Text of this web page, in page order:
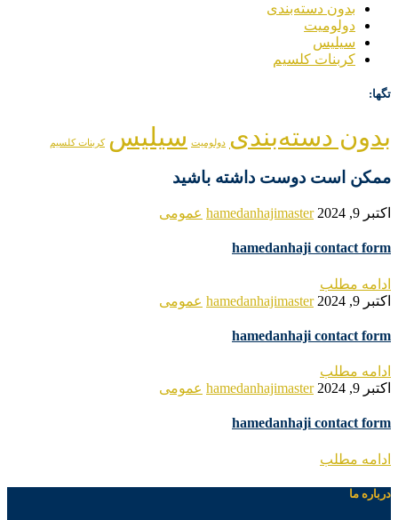
بدون دسته‌بندی
دولومیت
سیلیس
کربنات کلسیم
تگها:
بدون دسته‌بندی دولومیت سیلیس کربنات کلسیم
ممکن است دوست داشته باشید
اکتبر 9, 2024 hamedanhajimaster عمومی
hamedanhaji contact form
ادامه مطلب
اکتبر 9, 2024
hamedanhajimaster عمومی
hamedanhaji contact form
ادامه مطلب
اکتبر 9, 2024
hamedanhajimaster عمومی
hamedanhaji contact form
ادامه مطلب
درباره ما